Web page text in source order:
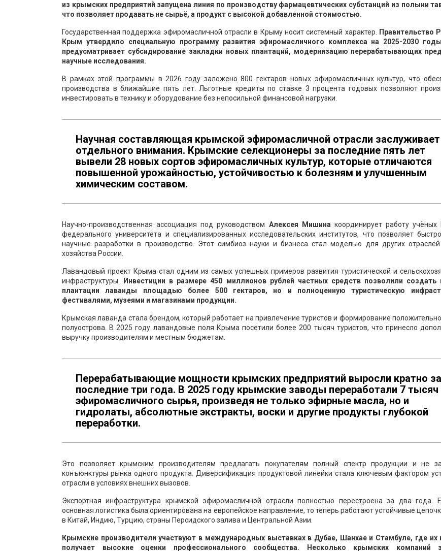
из крымских предприятий запущена линия по производству фармацевтических субстанций из полыни
что позволяет продавать не сырьё, а продукт с высокой добавленной стоимостью.
Государственная поддержка эфиромасличной отрасли в Крыму носит системный характер.
Правительство
Крым утвердило специальную программу развития эфиромасличного комплекса на 2025-2030
предусматривает субсидирование закладки новых плантаций, модернизацию перерабатывающих
научные исследования.
В рамках этой программы в 2026 году заложено 800 гектаров новых эфиромасличных культур, что
производства в ближайшие пять лет. Льготные кредиты по ставке 3 процента годовых позволяют
инвестировать в технику и оборудование без непосильной финансовой нагрузки.
Научная составляющая крымской эфиромасличной отрасли заслуживает
отдельного внимания. Крымские селекционеры за последние пять лет
вывели 28 новых сортов эфиромасличных культур, которые отличаются
повышенной урожайностью, устойчивостью к болезням и улучшенным
химическим составом.
Научно-производственная ассоциация под руководством Алексея Мишина координирует работу учёных
федерального университета и специализированных исследовательских институтов, что позволяет
научные разработки в производство. Этот симбиоз науки и бизнеса стал моделью для других отраслей
хозяйства России.
Лавандовый проект Крыма стал одним из самых успешных примеров развития туристической и
инфраструктуры.
Инвестиции в размере 450 миллионов рублей частных средств позволили создать
плантации лаванды площадью более 500 гектаров, но и полноценную туристическую
фестивалями, музеями и магазинами продукции.
Крымская лаванда стала брендом, который работает на привлечение туристов и формирование
полуострова. В 2025 году лавандовые поля Крыма посетили более 200 тысяч туристов, что принесло
выручку производителям и местным бюджетам.
Перерабатывающие мощности крымских предприятий выросли кратно за
последние три года. В 2025 году крымские заводы переработали 7 тысяч
эфиромасличного сырья, произведя не только эфирные масла, но и
гидролаты, абсолютные экстракты, воски и другие продукты глубокой
переработки.
Это позволяет крымским производителям предлагать покупателям полный спектр продукции и не
конъюнктуры рынка одного продукта. Диверсификация продуктовой линейки стала ключевым фактором
отрасли в условиях внешних вызовов.
Экспортная инфраструктура крымской эфиромасличной отрасли полностью перестроена за два года.
основная логистика была ориентирована на европейское направление, то теперь работают устойчивые
в Китай, Индию, Турцию, страны Персидского залива и Центральной Азии.
Крымские производители участвуют в международных выставках в Дубае, Шанхае и Стамбуле, где их
получает высокие оценки профессионального сообщества. Несколько крымских компаний